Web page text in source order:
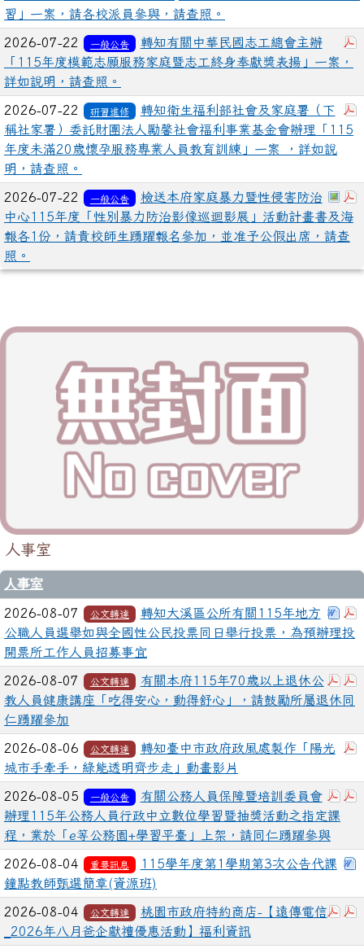
習」一案，請各校派員參與，請查照。
2026-07-22 一般公告
轉知有關中華民國志工總會主辦
「115年度模範志願服務家庭暨志工終身奉獻獎表揚」一案，
詳如說明，請查照。
2026-07-22 研習進修
轉知衛生福利部社會及家庭署（下
稱社家署）委託財團法人勵馨社會福利事業基金會辦理「115
年度未滿20歲懷孕服務專業人員教育訓練」一案 ，詳如說
明，請查照。
於
2026-07-22 一般公告
檢送本府家庭暴力暨性侵害防治
中心115年度「性別暴力防治影像巡迴影展」活動計畫書及海
報各1份，請貴校師生踴躍報名參加，並准予公假出席，請查
照。
人事室
人事室
下
2026-08-07 公文轉達
轉知大溪區公所有關115年地方
公職人員選舉如與全國性公民投票同日舉行投票，為預辦理投
開票所工作人員招募事宜
下
2026-08-07 公文轉達
有關本府115年70歲以上退休公
教人員健康講座「吃得安心，動得舒心」，請鼓勵所屬退休同
仁踴躍參加
2026-08-06 公文轉達
轉知臺中市政府政風處製作「陽光
城市手牽手，綠能透明齊步走」動畫影片
下
2026-08-05 一般公告
有關公務人員保障暨培訓委員會
辦理115年公務人員行政中立數位學習暨抽獎活動之指定課
程，業於「e等公務園+學習平臺」上架，請同仁踴躍參與
2026-08-04 重要訊息
115學年度第1學期第3次公告代課
鐘點教師甄選簡章(資源班)
下
2026-08-04 公文轉達
桃園市政府特約商店-【遠傳電信
_2026年八月爸企獻禮優惠活動】福利資訊